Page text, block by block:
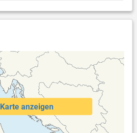
Karte anzeigen